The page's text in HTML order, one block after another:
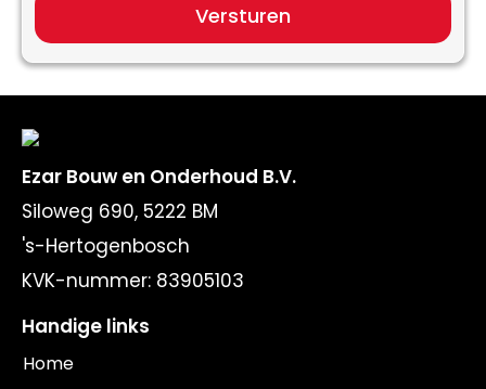
Versturen
Ezar Bouw en Onderhoud B.V.
Siloweg 690, 5222 BM
's-Hertogenbosch
KVK-nummer: 83905103
Handige links
Home